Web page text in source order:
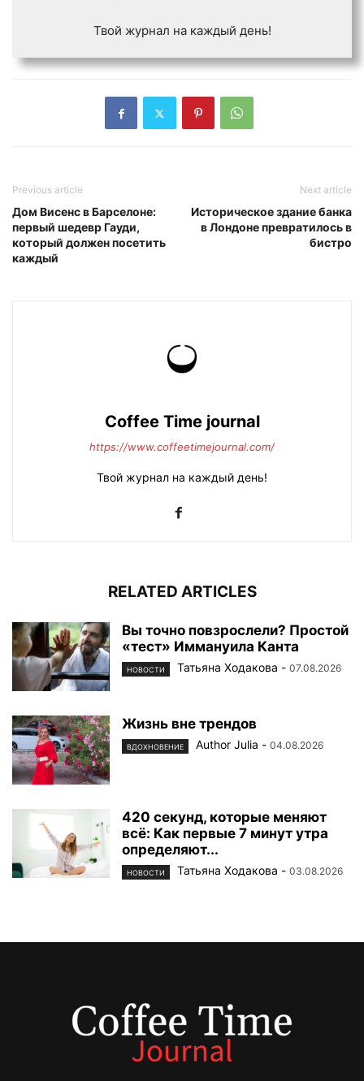
Твой журнал на каждый день!
Previous article
Дом Висенс в Барселоне:
первый шедевр Гауди,
который должен посетить
каждый
Next article
Историческое здание банка
в Лондоне превратилось в
бистро
Coffee Time journal
https://www.coffeetimejournal.com/
Твой журнал на каждый день!
RELATED ARTICLES
Вы точно повзрослели? Простой
«тест» Иммануила Канта
НОВОСТИ Татьяна Ходакова - 07.08.2026
Жизнь вне трендов
ВДОХНОВЕНИЕ Author Julia - 04.08.2026
420 секунд, которые меняют
всё: Как первые 7 минут утра
определяют...
НОВОСТИ Татьяна Ходакова - 03.08.2026